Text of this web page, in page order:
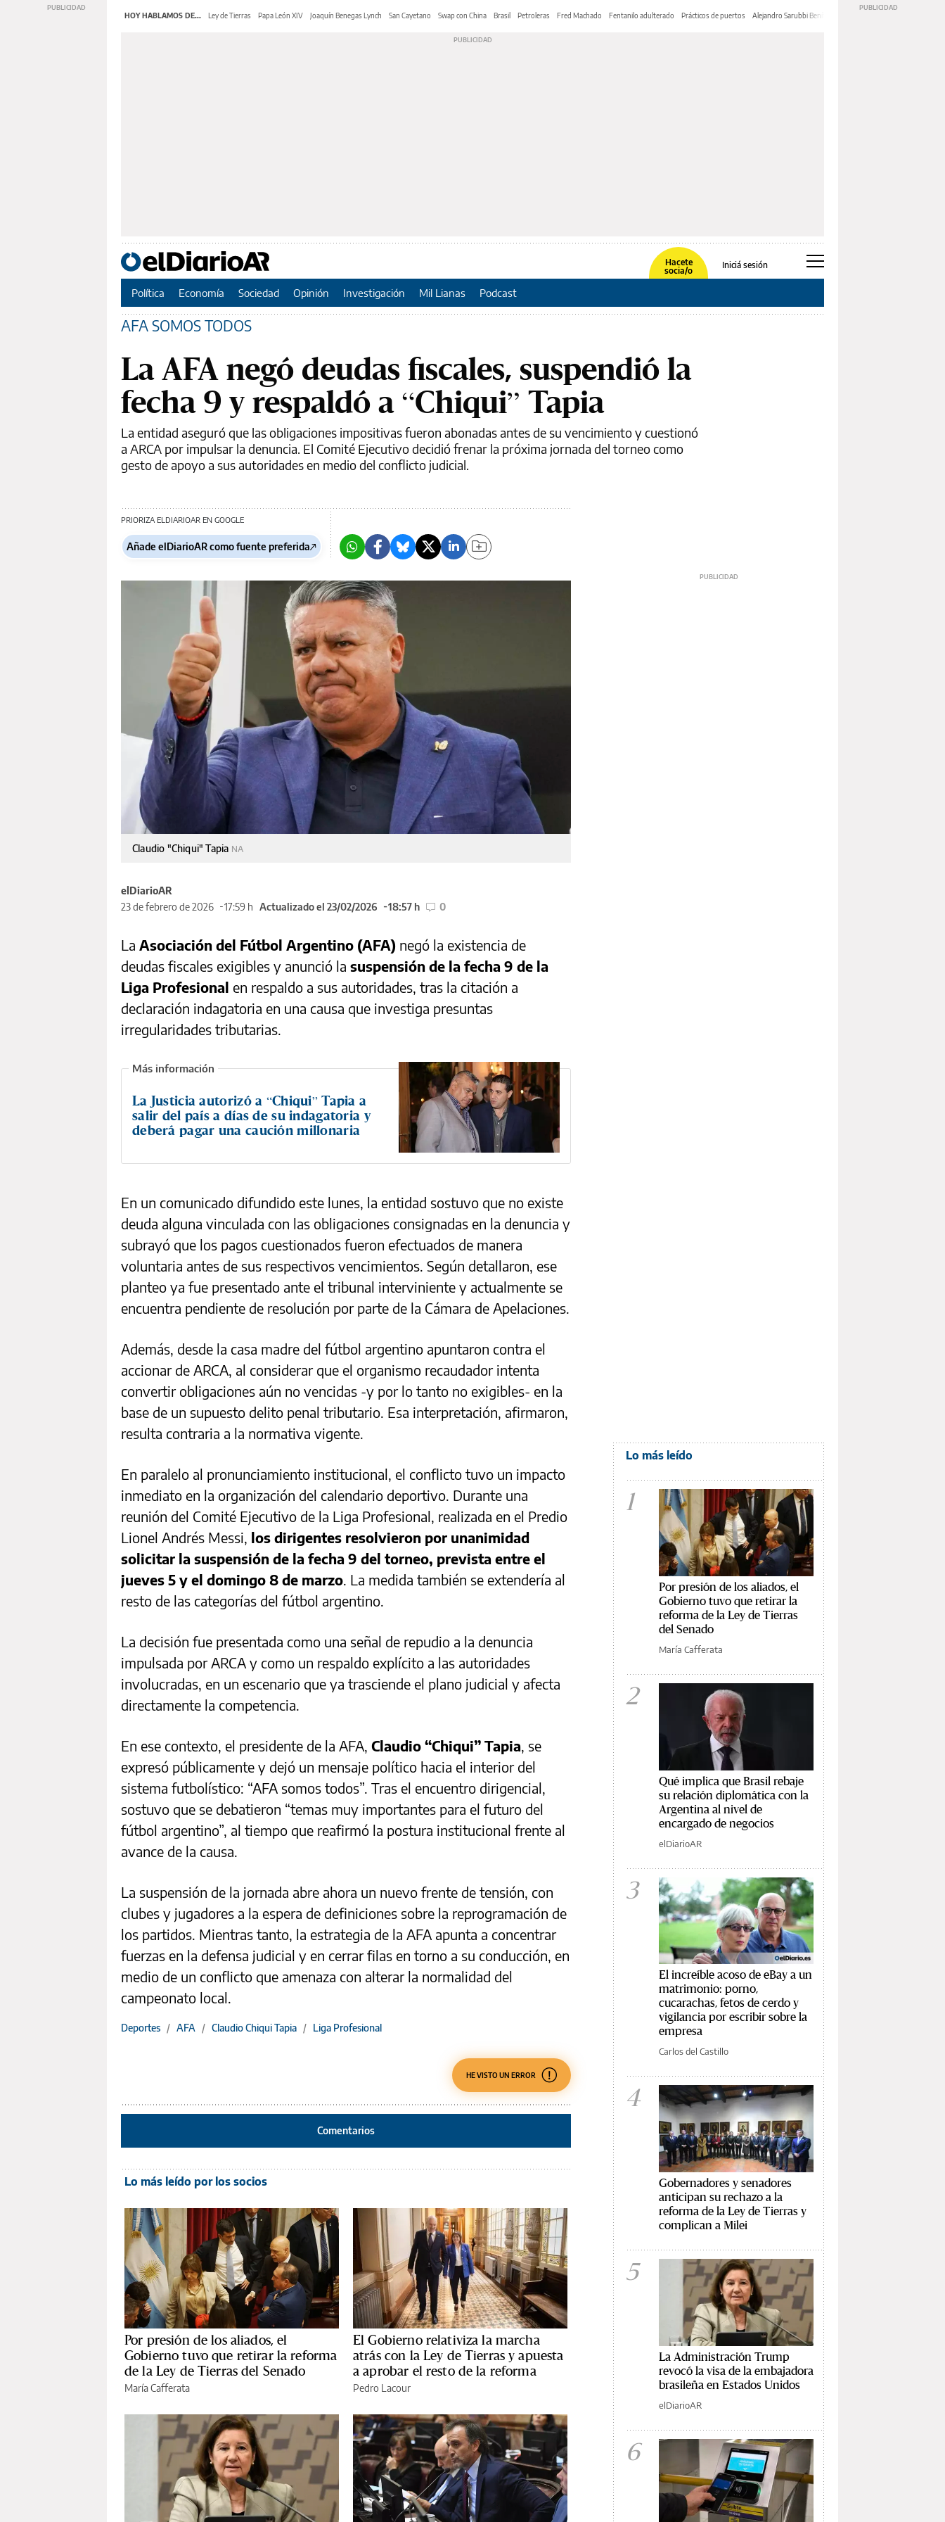
HOY HABLAMOS DE... Ley de Tierras Papa León XIV Joaquín Benegas Lynch San Cayetano Swap con China Brasil Petroleras Fred Machado Fentanilo adulterado Prácticos de puertos Alejandro Sarubbi Benítez
Hacete
socia/o
Iniciá sesión
Política Economía Sociedad Opinión Investigación Mil Lianas Podcast
AFA SOMOS TODOS
La AFA negó deudas fiscales, suspendió la
fecha 9 y respaldó a “Chiqui” Tapia
La entidad aseguró que las obligaciones impositivas fueron abonadas antes de su vencimiento y cuestionó
a ARCA por impulsar la denuncia. El Comité Ejecutivo decidió frenar la próxima jornada del torneo como
gesto de apoyo a sus autoridades en medio del conflicto judicial.
PRIORIZA ELDIARIOAR EN GOOGLE
Añade elDiarioAR como fuente preferida
Claudio "Chiqui" Tapia NA
elDiarioAR
23 de febrero de 2026
17:59 h Actualizado el 23/02/2026 18:57 h 0
La Asociación del Fútbol Argentino (AFA) negó la existencia de
deudas fiscales exigibles y anunció la suspensión de la fecha 9 de la
Liga Profesional en respaldo a sus autoridades, tras la citación a
declaración indagatoria en una causa que investiga presuntas
irregularidades tributarias.
La Justicia autorizó a “Chiqui” Tapia a
salir del país a días de su indagatoria y
deberá pagar una caución millonaria
En un comunicado difundido este lunes, la entidad sostuvo que no existe
deuda alguna vinculada con las obligaciones consignadas en la denuncia y
subrayó que los pagos cuestionados fueron efectuados de manera
voluntaria antes de sus respectivos vencimientos. Según detallaron, ese
planteo ya fue presentado ante el tribunal interviniente y actualmente se
encuentra pendiente de resolución por parte de la Cámara de Apelaciones.
Además, desde la casa madre del fútbol argentino apuntaron contra el
accionar de ARCA, al considerar que el organismo recaudador intenta
convertir obligaciones aún no vencidas -y por lo tanto no exigibles- en la
base de un supuesto delito penal tributario. Esa interpretación, afirmaron,
resulta contraria a la normativa vigente.
En paralelo al pronunciamiento institucional, el conflicto tuvo un impacto
inmediato en la organización del calendario deportivo. Durante una
reunión del Comité Ejecutivo de la Liga Profesional, realizada en el Predio
Lionel Andrés Messi, los dirigentes resolvieron por unanimidad
solicitar la suspensión de la fecha 9 del torneo, prevista entre el
jueves 5 y el domingo 8 de marzo. La medida también se extendería al
resto de las categorías del fútbol argentino.
La decisión fue presentada como una señal de repudio a la denuncia
impulsada por ARCA y como un respaldo explícito a las autoridades
involucradas, en un escenario que ya trasciende el plano judicial y afecta
directamente la competencia.
En ese contexto, el presidente de la AFA, Claudio “Chiqui” Tapia, se
expresó públicamente y dejó un mensaje político hacia el interior del
sistema futbolístico: “AFA somos todos”. Tras el encuentro dirigencial,
sostuvo que se debatieron “temas muy importantes para el futuro del
fútbol argentino”, al tiempo que reafirmó la postura institucional frente al
avance de la causa.
La suspensión de la jornada abre ahora un nuevo frente de tensión, con
clubes y jugadores a la espera de definiciones sobre la reprogramación de
los partidos. Mientras tanto, la estrategia de la AFA apunta a concentrar
fuerzas en la defensa judicial y en cerrar filas en torno a su conducción, en
medio de un conflicto que amenaza con alterar la normalidad del
campeonato local.
Deportes / AFA / Claudio Chiqui Tapia / Liga Profesional
HE VISTO UN ERROR
Comentarios
Lo más leído por los socios
Por presión de los aliados, el
Gobierno tuvo que retirar la reforma
de la Ley de Tierras del Senado
María Cafferata
El Gobierno relativiza la marcha
atrás con la Ley de Tierras y apuesta
a aprobar el resto de la reforma
Pedro Lacour
Lo más leído
1
Por presión de los aliados, el
Gobierno tuvo que retirar la
reforma de la Ley de Tierras
del Senado
María Cafferata
2
Qué implica que Brasil rebaje
su relación diplomática con la
Argentina al nivel de
encargado de negocios
elDiarioAR
3
El increíble acoso de eBay a un
matrimonio: porno,
cucarachas, fetos de cerdo y
vigilancia por escribir sobre la
empresa
Carlos del Castillo
4
Gobernadores y senadores
anticipan su rechazo a la
reforma de la Ley de Tierras y
complican a Milei
5
La Administración Trump
revocó la visa de la embajadora
brasileña en Estados Unidos
elDiarioAR
6